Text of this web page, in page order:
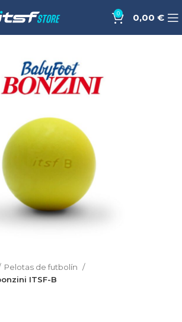
0 0,00 €
pour agrandir
Pelotas de futbolín
ITSF-B